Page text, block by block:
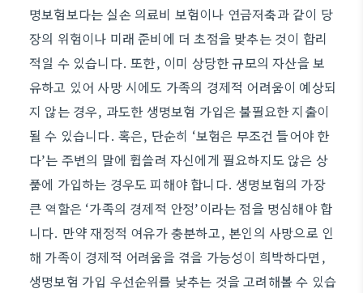
명보험보다는 실손 의료비 보험이나 연금저축과 같이 당
장의 위험이나 미래 준비에 더 초점을 맞추는 것이 합리
적일 수 있습니다. 또한, 이미 상당한 규모의 자산을 보
유하고 있어 사망 시에도 가족의 경제적 어려움이 예상되
지 않는 경우, 과도한 생명보험 가입은 불필요한 지출이
될 수 있습니다. 혹은, 단순히 ‘보험은 무조건 들어야 한
다’는 주변의 말에 휩쓸려 자신에게 필요하지도 않은 상
품에 가입하는 경우도 피해야 합니다. 생명보험의 가장
큰 역할은 ‘가족의 경제적 안정’이라는 점을 명심해야 합
니다. 만약 재정적 여유가 충분하고, 본인의 사망으로 인
해 가족이 경제적 어려움을 겪을 가능성이 희박하다면,
생명보험 가입 우선순위를 낮추는 것을 고려해볼 수 있습